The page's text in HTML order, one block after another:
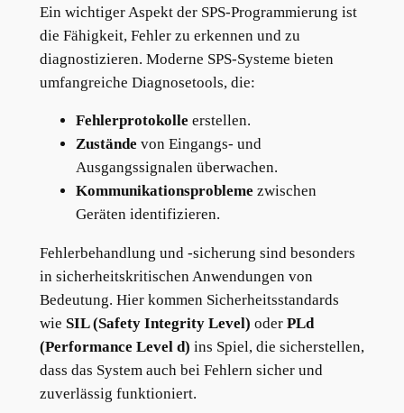
Ein wichtiger Aspekt der SPS-Programmierung ist
die Fähigkeit, Fehler zu erkennen und zu
diagnostizieren. Moderne SPS-Systeme bieten
umfangreiche Diagnosetools, die:
Fehlerprotokolle erstellen.
Zustände von Eingangs- und
Ausgangssignalen überwachen.
Kommunikationsprobleme zwischen
Geräten identifizieren.
Fehlerbehandlung und -sicherung sind besonders
in sicherheitskritischen Anwendungen von
Bedeutung. Hier kommen Sicherheitsstandards
wie SIL (Safety Integrity Level) oder PLd
(Performance Level d) ins Spiel, die sicherstellen,
dass das System auch bei Fehlern sicher und
zuverlässig funktioniert.